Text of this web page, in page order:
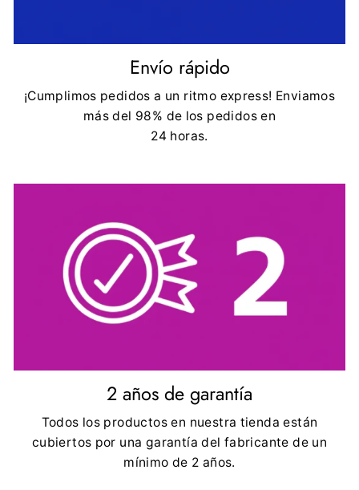
Envío rápido
¡Cumplimos pedidos a un ritmo express! Enviamos
más del 98% de los pedidos en
24 horas.
2 años de garantía
Todos los productos en nuestra tienda están
cubiertos por una garantía del fabricante de un
mínimo de 2 años.